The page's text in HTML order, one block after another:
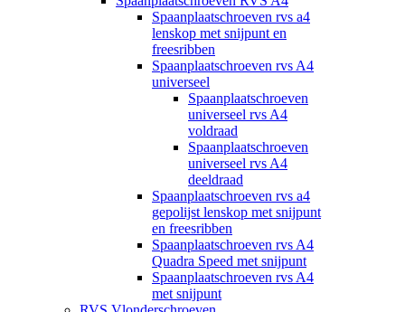
Spaanplaatschroeven rvs a4
lenskop met snijpunt en
freesribben
Spaanplaatschroeven rvs A4
universeel
Spaanplaatschroeven
universeel rvs A4
voldraad
Spaanplaatschroeven
universeel rvs A4
deeldraad
Spaanplaatschroeven rvs a4
gepolijst lenskop met snijpunt
en freesribben
Spaanplaatschroeven rvs A4
Quadra Speed met snijpunt
Spaanplaatschroeven rvs A4
met snijpunt